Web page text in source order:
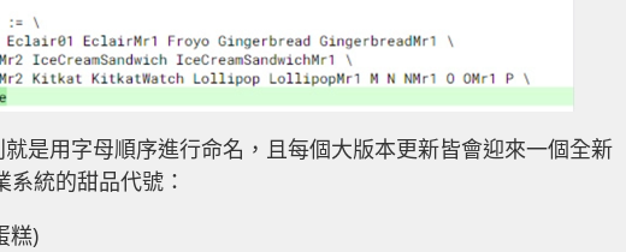
是用字母順序進行命名，且每個大版本更新皆會迎來一個全新
統的甜品代號：
糕)